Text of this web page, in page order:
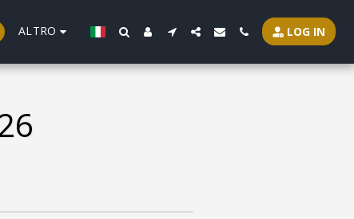
ALTRO LOG IN